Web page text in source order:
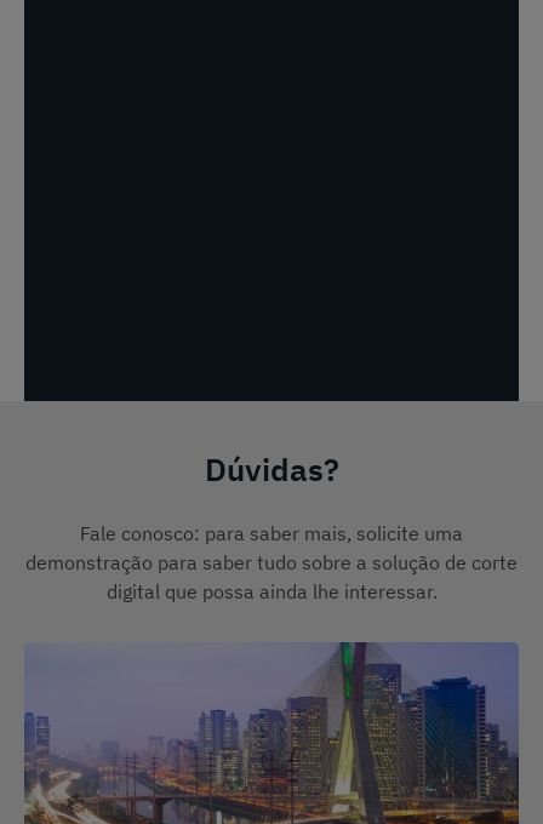
Dúvidas?
Fale conosco: para saber mais, solicite uma
demonstração para saber tudo sobre a solução de corte
digital que possa ainda lhe interessar.